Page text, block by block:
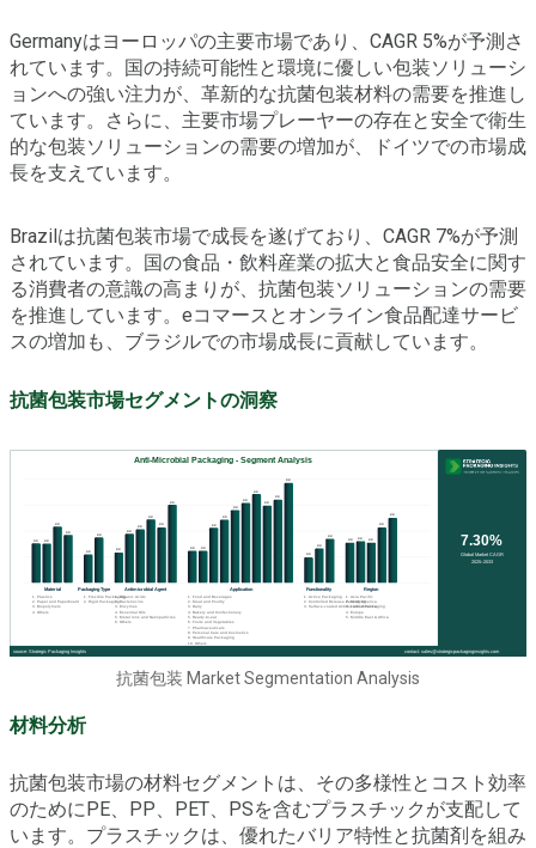
Germanyはヨーロッパの主要市場であり、CAGR 5%が予測さ
れています。国の持続可能性と環境に優しい包装ソリューシ
ョンへの強い注力が、革新的な抗菌包装材料の需要を推進し
ています。さらに、主要市場プレーヤーの存在と安全で衛生
的な包装ソリューションの需要の増加が、ドイツでの市場成
長を支えています。
Brazilは抗菌包装市場で成長を遂げており、CAGR 7%が予測
されています。国の食品・飲料産業の拡大と食品安全に関す
る消費者の意識の高まりが、抗菌包装ソリューションの需要
を推進しています。eコマースとオンライン食品配達サービ
スの増加も、ブラジルでの市場成長に貢献しています。
抗菌包装市場セグメントの洞察
抗菌包装 Market Segmentation Analysis
材料分析
抗菌包装市場の材料セグメントは、その多様性とコスト効率
のためにPE、PP、PET、PSを含むプラスチックが支配して
います。プラスチックは、優れたバリア特性と抗菌剤を組み